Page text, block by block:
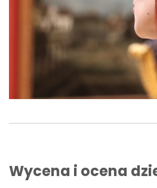
Wycena i ocena